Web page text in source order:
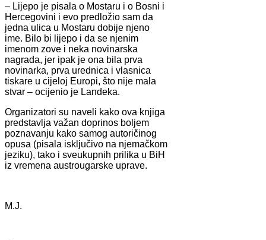
– Lijepo je pisala o Mostaru i o Bosni i
Hercegovini i evo predložio sam da
jedna ulica u Mostaru dobije njeno
ime. Bilo bi lijepo i da se njenim
imenom zove i neka novinarska
nagrada, jer ipak je ona bila prva
novinarka, prva urednica i vlasnica
tiskare u cijeloj Europi, što nije mala
stvar – ocijenio je Landeka.
Organizatori su naveli kako ova knjiga
predstavlja važan doprinos boljem
poznavanju kako samog autoričinog
opusa (pisala isključivo na njemačkom
jeziku), tako i sveukupnih prilika u BiH
iz vremena austrougarske uprave.
M.J.